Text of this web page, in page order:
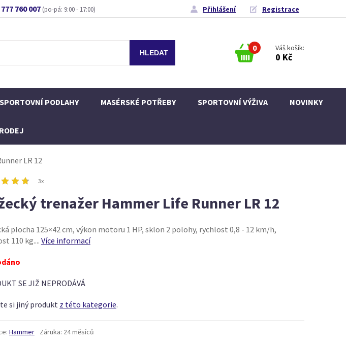
777 760 007 (po-pá: 9:00 - 17:00) Přihlášení Registrace
0 Váš košík:
0 Kč
SPORTOVNÍ PODLAHY MASÉRSKÉ POTŘEBY SPORTOVNÍ VÝŽIVA NOVINKY
LR 12
3x
trenažer Hammer Life Runner LR 12
plocha 125×42 cm, výkon motoru 1 HP, sklon 2 polohy, rychlost 0,8 - 12 km/h,
110 kg....Více informací
SE JIŽ NEPRODÁVÁ
si jiný produkt z této kategorie.
Hammer Záruka: 24 měsíců